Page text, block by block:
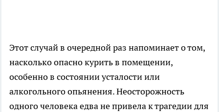
Этот случай в очередной раз напоминает о том,
насколько опасно курить в помещении,
особенно в состоянии усталости или
алкогольного опьянения. Неосторожность
одного человека едва не привела к трагедии для